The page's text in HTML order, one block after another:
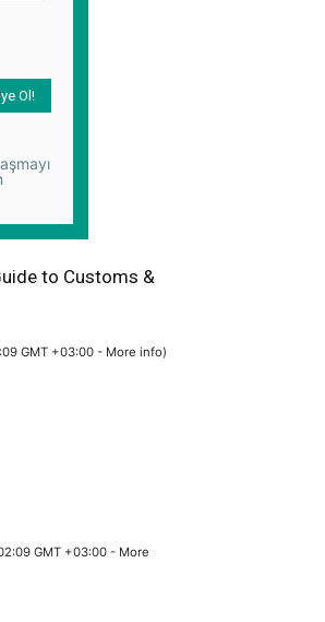
to Customs &
GMT +03:00 - More info)
GMT +03:00 - More